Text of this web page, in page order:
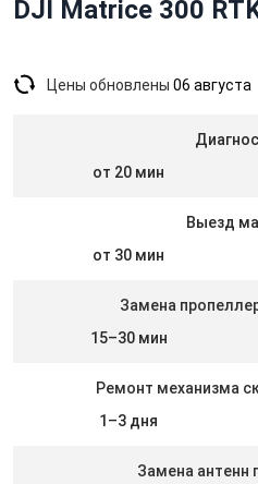
DJI Matrice 300
Цены обновлены 06 августа
от 20 мин
Выезд
от 30 мин
Замена
15–30 мин
Ремонт механизма
1–3 дня
Замена антенн